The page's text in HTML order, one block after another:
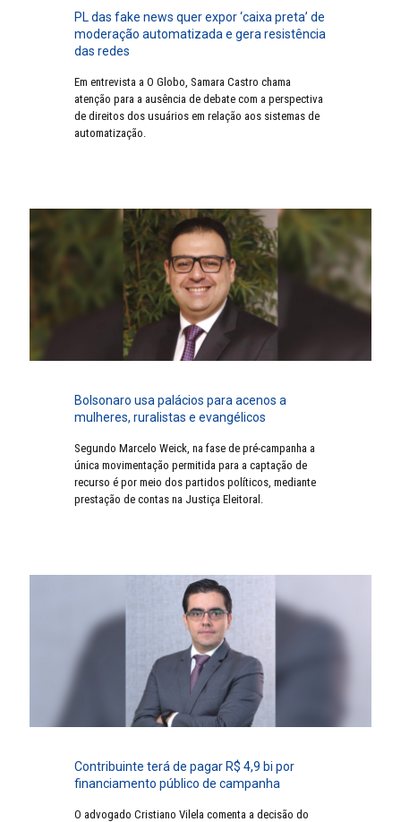
PL das fake news quer expor ‘caixa preta’ de
moderação automatizada e gera resistência
das redes
Em entrevista a O Globo, Samara Castro chama
atenção para a ausência de debate com a perspectiva
de direitos dos usuários em relação aos sistemas de
automatização.
Bolsonaro usa palácios para acenos a
mulheres, ruralistas e evangélicos
Segundo Marcelo Weick, na fase de pré-campanha a
única movimentação permitida para a captação de
recurso é por meio dos partidos políticos, mediante
prestação de contas na Justiça Eleitoral.
Contribuinte terá de pagar R$ 4,9 bi por
financiamento público de campanha
O advogado Cristiano Vilela comenta a decisão do